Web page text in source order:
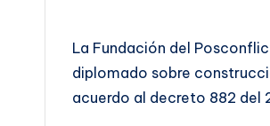
La Fundación del
diplomado sobre
acuerdo al decreto 882 del